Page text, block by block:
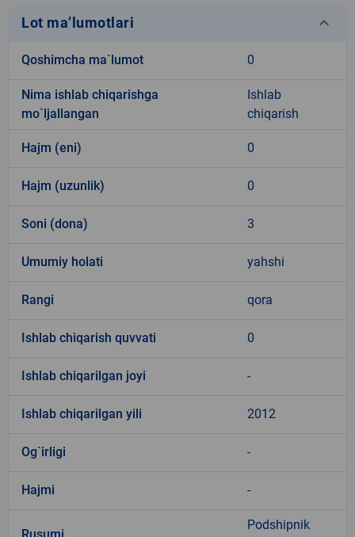
Lot ma’lumotlari keyboard_arrow_down
Qoshimcha ma`lumot 0
Nima ishlab chiqarishga
mo`ljallangan
Ishlab
chiqarish
Hajm (eni) 0
Hajm (uzunlik) 0
Soni (dona) 3
Umumiy holati yahshi
Rangi qora
Ishlab chiqarish quvvati 0
Ishlab chiqarilgan joyi -
Ishlab chiqarilgan yili 2012
Og`irligi -
Hajmi -
Podshipnik